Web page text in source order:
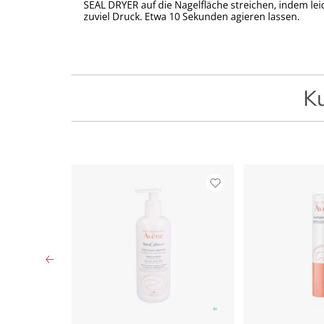
SEAL DRYER auf die Nagelfläche streichen,
zuviel Druck. Etwa 10 Sekunden agieren lassen.